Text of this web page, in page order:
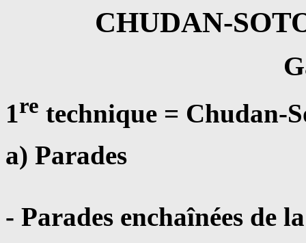
CHUDAN-
1re technique = Chudan-
a) Parades
- Parades enchaînées de